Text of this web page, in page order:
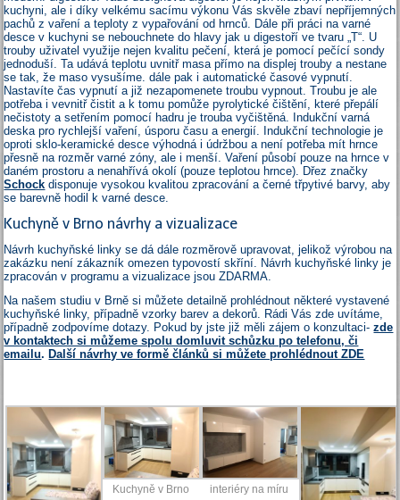
kuchyni, ale i díky velkému sacímu výkonu Vás skvěle zbaví nepříjemných
pachů z vaření a teploty z vypařování od hrnců. Dále při práci na varné
desce v kuchyni se nebouchnete do hlavy jak u digestoří ve tvaru „T“. U
trouby uživatel využije nejen kvalitu pečení, která je pomocí pečící sondy
jednoduší. Ta udává teplotu uvnitř masa přímo na displej trouby a nestane
se tak, že maso vysušíme. dále pak i automatické časové vypnutí.
Nastavíte čas vypnutí a již nezapomenete troubu vypnout. Troubu je ale
potřeba i vevnitř čistit a k tomu pomůže pyrolytické čištění, které přepálí
nečistoty a setřením pomocí hadru je trouba vyčištěná. Indukční varná
deska pro rychlejší vaření, úsporu času a energií. Indukční technologie je
oproti sklo-keramické desce výhodná i údržbou a není potřeba mít hrnce
přesně na rozměr varné zóny, ale i menší. Vaření působí pouze na hrnce v
daném prostoru a nenahřívá okolí (pouze teplotou hrnce). Dřez značky
Schock disponuje vysokou kvalitou zpracování a černé třpytivé barvy, aby
se barevně hodil k varné desce.
Kuchyně v Brno návrhy a vizualizace
Návrh kuchyňské linky se dá dále rozměrově upravovat, jelikož výrobou na
zakázku není zákazník omezen typovostí skříní. Návrh kuchyňské linky je
zpracován v programu a vizualizace jsou ZDARMA.
Na našem studiu v Brně si můžete detailně prohlédnout některé vystavené
kuchyňské linky, případně vzorky barev a dekorů. Rádi Vás zde uvítáme,
případně zodpovíme dotazy. Pokud by jste již měli zájem o konzultaci-zde
v kontaktech si můžeme spolu domluvit schůzku po telefonu, či
emailu.Další návrhy ve formě článků si můžete prohlédnout ZDE
Kuchyně v Brno interiéry na míru